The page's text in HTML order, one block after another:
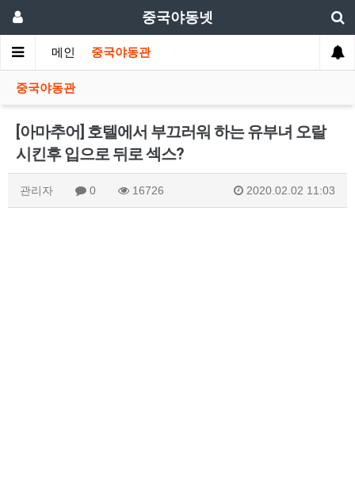
중국야동넷
메인 중국야동관
중국야동관
[아마추어] 호텔에서 부끄러워 하는 유부녀 오랄
시킨후 입으로 뒤로 섹스?
관리자 0 16726 2020.02.02 11:03